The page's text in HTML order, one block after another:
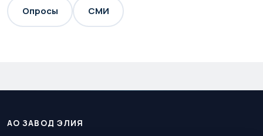
Опросы СМИ
АО ЗАВОД ЭЛИЯ